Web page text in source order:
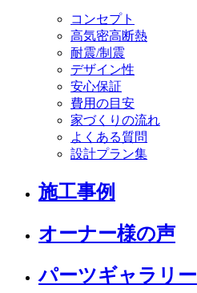
コンセプト
高気密高断熱
耐震/制震
デザイン性
安心保証
費用の目安
家づくりの流れ
よくある質問
設計プラン集
施工事例
オーナー様の声
パーツギャラリー